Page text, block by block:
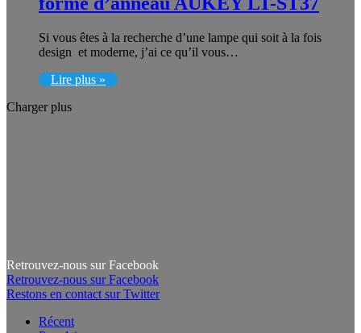
Si vous êtes à la recherche d’une lampe qui soit à la fois
design et moderne, j’ai ce qu’il vous…
Lire plus »
Charger plus
Retrouvez-nous sur Facebook
Retrouvez-nous sur Facebook
Restons en contact sur Twitter
Récent